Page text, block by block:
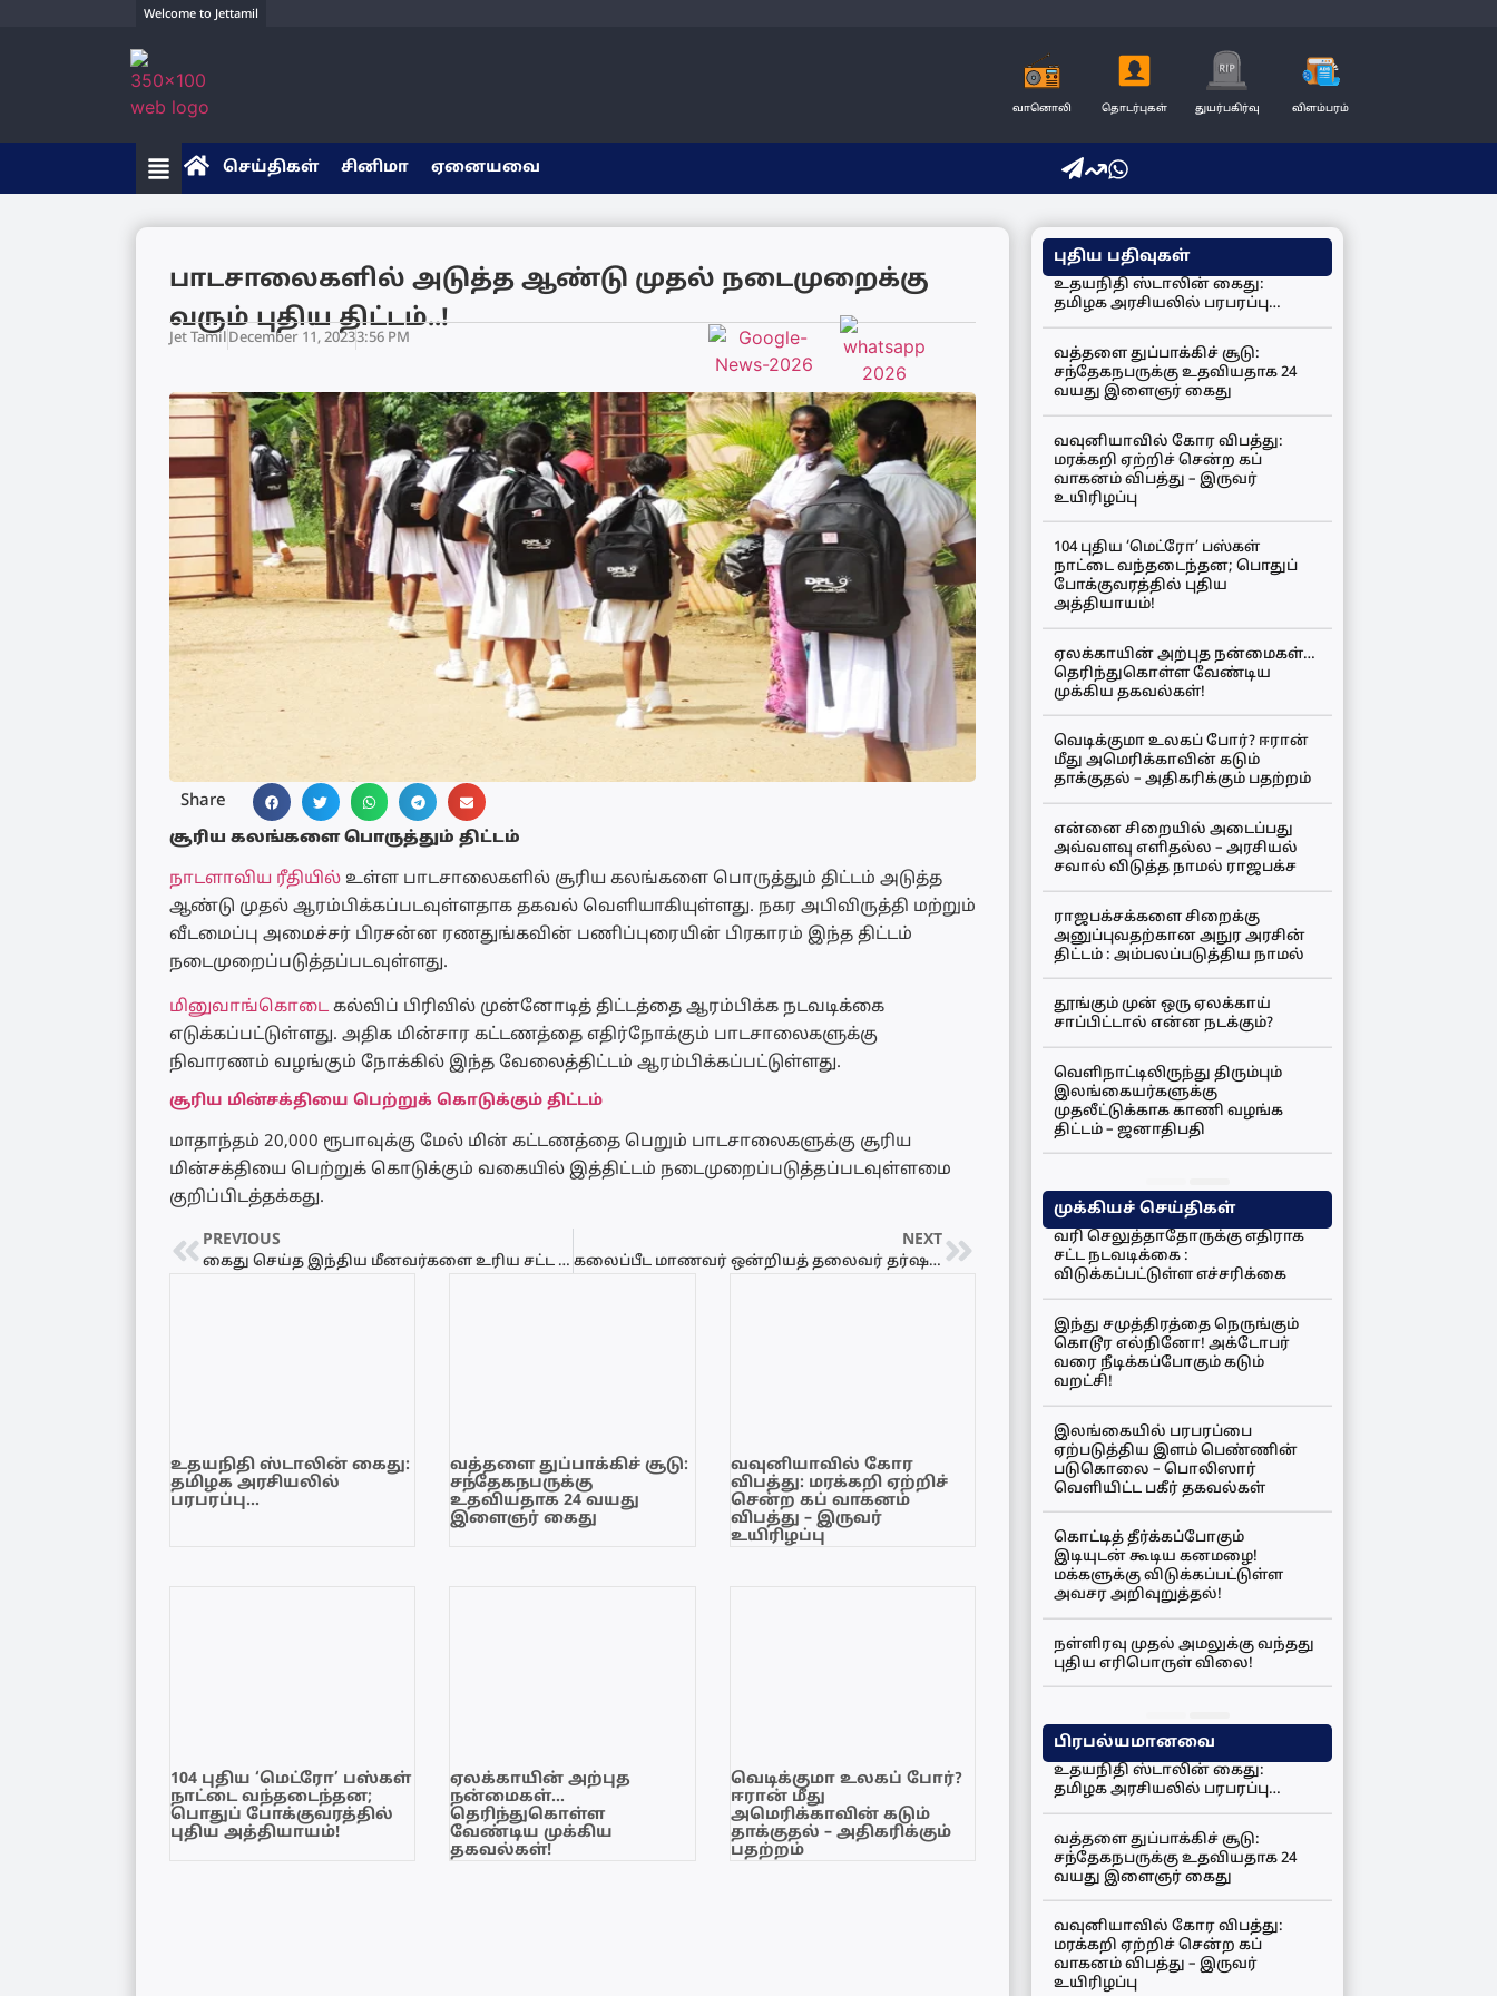
Welcome to Jettamil
வானொலி தொடர்புகள் துயர்பகிர்வு விளம்பரம்
செய்திகள் சினிமா ஏனையவை
பாடசாலைகளில் அடுத்த ஆண்டு முதல் நடைமுறைக்கு
வரும் புதிய திட்டம்..!
Jet TamilDecember 11, 20233:56 PM
Share
சூரிய கலங்களை பொருத்தும் திட்டம்
நாடளாவிய ரீதியில் உள்ள பாடசாலைகளில் சூரிய கலங்களை பொருத்தும் திட்டம் அடுத்த
ஆண்டு முதல் ஆரம்பிக்கப்படவுள்ளதாக தகவல் வெளியாகியுள்ளது. நகர அபிவிருத்தி மற்றும்
வீடமைப்பு அமைச்சர் பிரசன்ன ரணதுங்கவின் பணிப்புரையின் பிரகாரம் இந்த திட்டம்
நடைமுறைப்படுத்தப்படவுள்ளது.
மினுவாங்கொடைகல்விப் பிரிவில் முன்னோடித் திட்டத்தை ஆரம்பிக்க நடவடிக்கை
எடுக்கப்பட்டுள்ளது. அதிக மின்சார கட்டணத்தை எதிர்நோக்கும் பாடசாலைகளுக்கு
நிவாரணம் வழங்கும் நோக்கில் இந்த வேலைத்திட்டம் ஆரம்பிக்கப்பட்டுள்ளது.
சூரிய மின்சக்தியை பெற்றுக் கொடுக்கும் திட்டம்
மாதாந்தம் 20,000 ரூபாவுக்கு மேல் மின் கட்டணத்தை பெறும் பாடசாலைகளுக்கு சூரிய
மின்சக்தியை பெற்றுக் கொடுக்கும் வகையில் இத்திட்டம் நடைமுறைப்படுத்தப்படவுள்ளமை
குறிப்பிடத்தக்கது.
PREVIOUS
கைது செய்த இந்திய மீனவர்களை உரிய சட்ட நடவடிக்கைகு உட்படுத்தவும் – சமாச உப தலைவர் மகேசன் வேண்டுகோள்
NEXT
கலைப்பீட மாணவர் ஒன்றியத் தலைவர் தர்ஷனிடம் பயங்கரவாத தடுப்புப் பிரிவு விசாரணை
உதயநிதி ஸ்டாலின் கைது:
தமிழக அரசியலில்
பரபரப்பு…
வத்தளை துப்பாக்கிச் சூடு:
சந்தேகநபருக்கு
உதவியதாக 24 வயது
இளைஞர் கைது
வவுனியாவில் கோர
விபத்து: மரக்கறி ஏற்றிச்
சென்ற கப் வாகனம்
விபத்து – இருவர்
உயிரிழப்பு
104 புதிய ‘மெட்ரோ’ பஸ்கள்
நாட்டை வந்தடைந்தன;
பொதுப் போக்குவரத்தில்
புதிய அத்தியாயம்!
ஏலக்காயின் அற்புத
நன்மைகள்…
தெரிந்துகொள்ள
வேண்டிய முக்கிய
தகவல்கள்!
வெடிக்குமா உலகப் போர்?
ஈரான் மீது
அமெரிக்காவின் கடும்
தாக்குதல் – அதிகரிக்கும்
பதற்றம்
புதிய பதிவுகள்
உதயநிதி ஸ்டாலின் கைது:
தமிழக அரசியலில் பரபரப்பு…
வத்தளை துப்பாக்கிச் சூடு:
சந்தேகநபருக்கு உதவியதாக 24
வயது இளைஞர் கைது
வவுனியாவில் கோர விபத்து:
மரக்கறி ஏற்றிச் சென்ற கப்
வாகனம் விபத்து – இருவர்
உயிரிழப்பு
104 புதிய ‘மெட்ரோ’ பஸ்கள்
நாட்டை வந்தடைந்தன; பொதுப்
போக்குவரத்தில் புதிய
அத்தியாயம்!
ஏலக்காயின் அற்புத நன்மைகள்…
தெரிந்துகொள்ள வேண்டிய
முக்கிய தகவல்கள்!
வெடிக்குமா உலகப் போர்? ஈரான்
மீது அமெரிக்காவின் கடும்
தாக்குதல் – அதிகரிக்கும் பதற்றம்
என்னை சிறையில் அடைப்பது
அவ்வளவு எளிதல்ல – அரசியல்
சவால் விடுத்த நாமல் ராஜபக்ச
ராஜபக்சக்களை சிறைக்கு
அனுப்புவதற்கான அநுர அரசின்
திட்டம் : அம்பலப்படுத்திய நாமல்
தூங்கும் முன் ஒரு ஏலக்காய்
சாப்பிட்டால் என்ன நடக்கும்?
வெளிநாட்டிலிருந்து திரும்பும்
இலங்கையர்களுக்கு
முதலீட்டுக்காக காணி வழங்க
திட்டம் – ஜனாதிபதி
முக்கியச் செய்திகள்
வரி செலுத்தாதோருக்கு எதிராக
சட்ட நடவடிக்கை :
விடுக்கப்பட்டுள்ள எச்சரிக்கை
இந்து சமுத்திரத்தை நெருங்கும்
கொடூர எல்நினோ! அக்டோபர்
வரை நீடிக்கப்போகும் கடும்
வறட்சி!
இலங்கையில் பரபரப்பை
ஏற்படுத்திய இளம் பெண்ணின்
படுகொலை – பொலிஸார்
வெளியிட்ட பகீர் தகவல்கள்
கொட்டித் தீர்க்கப்போகும்
இடியுடன் கூடிய கனமழை!
மக்களுக்கு விடுக்கப்பட்டுள்ள
அவசர அறிவுறுத்தல்!
நள்ளிரவு முதல் அமலுக்கு வந்தது
புதிய எரிபொருள் விலை!
பிரபல்யமானவை
உதயநிதி ஸ்டாலின் கைது:
தமிழக அரசியலில் பரபரப்பு…
வத்தளை துப்பாக்கிச் சூடு:
சந்தேகநபருக்கு உதவியதாக 24
வயது இளைஞர் கைது
வவுனியாவில் கோர விபத்து:
மரக்கறி ஏற்றிச் சென்ற கப்
வாகனம் விபத்து – இருவர்
உயிரிழப்பு